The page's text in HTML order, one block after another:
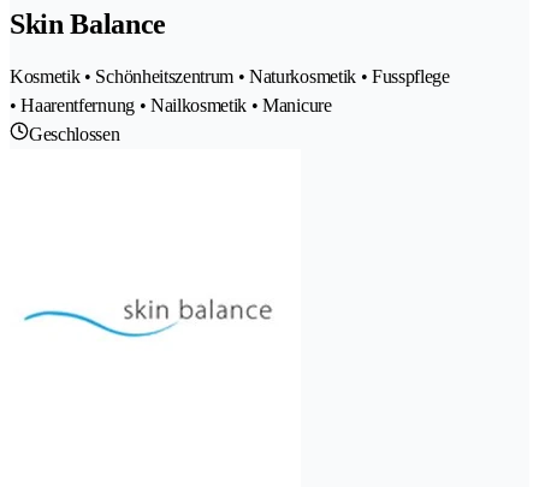
Skin Balance
Kosmetik • Schönheitszentrum • Naturkosmetik • Fusspflege
• Haarentfernung • Nailkosmetik • Manicure
Geschlossen